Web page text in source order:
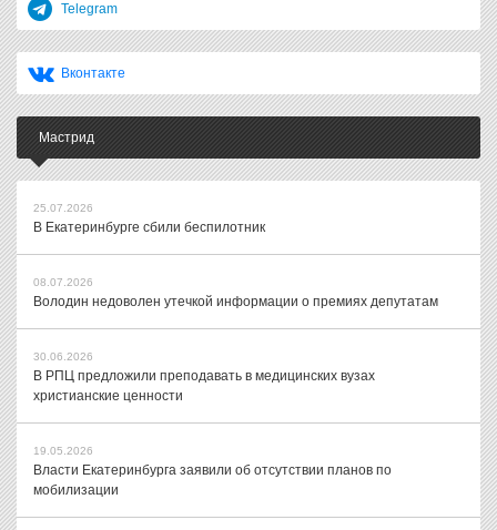
Telegram
Вконтакте
Мастрид
25.07.2026
В Екатеринбурге сбили беспилотник
08.07.2026
Володин недоволен утечкой информации о премиях депутатам
30.06.2026
В РПЦ предложили преподавать в медицинских вузах
христианские ценности
19.05.2026
Власти Екатеринбурга заявили об отсутствии планов по
мобилизации